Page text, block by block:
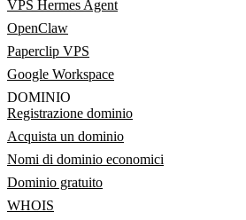
VPS Hermes Agent
OpenClaw
Paperclip VPS
Google Workspace
DOMINIO
Registrazione dominio
Acquista un dominio
Nomi di dominio economici
Dominio gratuito
WHOIS